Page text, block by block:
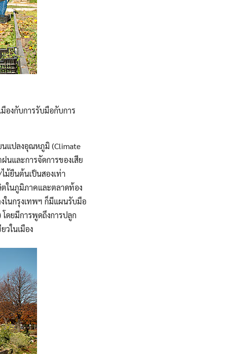
องกับการรับมือกับการ
นแปลงอุณหภูมิ (Climate
นและการจัดการของเสีย
ม้ยืนต้นเป็นสองเท่า
ในภูมิภาคและตลาดท้อง
ในกรุงเทพฯ ก็มีแผนรับมือ
ดยมีการพูดถึงการปลูก
วในเมือง